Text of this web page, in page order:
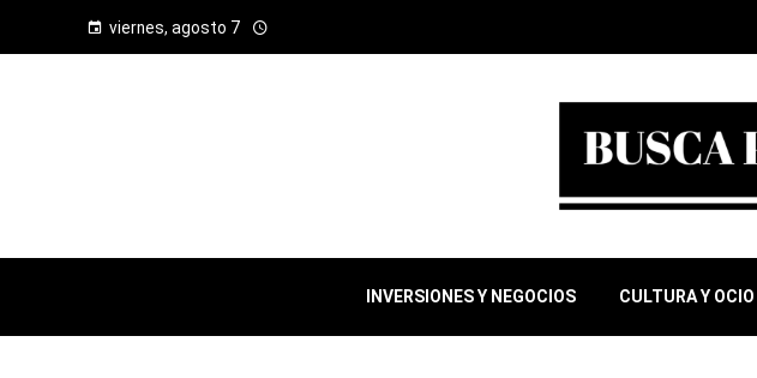
viernes, agosto 7
INVERSIONES Y NEGOCIOS CULTURA Y OCIO